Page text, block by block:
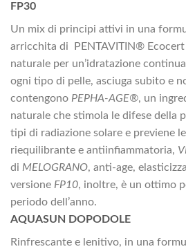
FP30
Un mix di principi attivi in una
arricchita di PENTAVITIN® Ecocert
naturale per un’idratazione
ogni tipo di pelle, asciuga subito e
contengono PEPHA-AGE®, un
naturale che stimola le difese della
tipi di radiazione solare e previene
riequilibrante e antiinfiammatoria,
di MELOGRANO, anti-age,
versione FP10, inoltre, è un ottimo
periodo dell’anno.
AQUASUN DOPODOLE
Rinfrescante e lenitivo, in una